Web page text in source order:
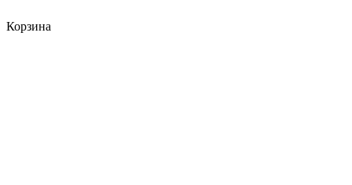
Корзина